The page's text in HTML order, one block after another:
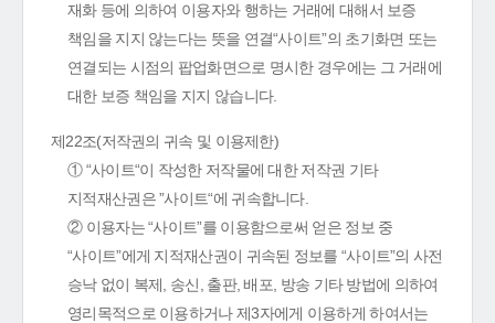
재화 등에 의하여 이용자와 행하는 거래에 대해서 보증
책임을 지지 않는다는 뜻을 연결“사이트”의 초기화면 또는
연결되는 시점의 팝업화면으로 명시한 경우에는 그 거래에
대한 보증 책임을 지지 않습니다.
제22조(저작권의 귀속 및 이용제한)
① “사이트“이 작성한 저작물에 대한 저작권 기타
지적재산권은 ”사이트“에 귀속합니다.
② 이용자는 “사이트”를 이용함으로써 얻은 정보 중
“사이트”에게 지적재산권이 귀속된 정보를 “사이트”의 사전
승낙 없이 복제, 송신, 출판, 배포, 방송 기타 방법에 의하여
영리목적으로 이용하거나 제3자에게 이용하게 하여서는